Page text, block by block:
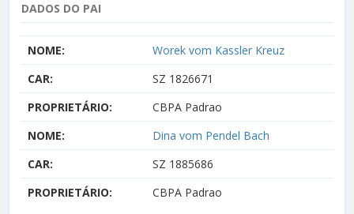
DADOS DO PAI
NOME:
Worek vom Kassler Kreuz
CAR:
SZ 1826671
PROPRIETÁRIO:
CBPA Padrao
NOME:
Dina vom Pendel Bach
CAR:
SZ 1885686
PROPRIETÁRIO:
CBPA Padrao